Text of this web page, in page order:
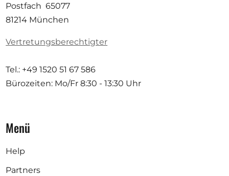
Postfach 65077
81214 München
Vertretungsberechtigter
Tel.: +49 1520 51 67 586
Bürozeiten: Mo/Fr 8:30 - 13:30 Uhr
Menü
Help
Partners